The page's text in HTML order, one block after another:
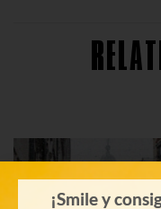
¡Smile y